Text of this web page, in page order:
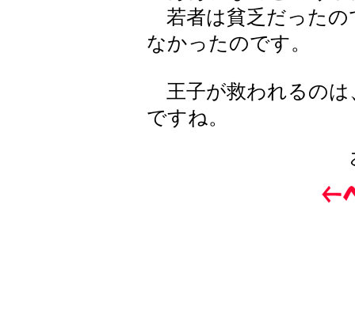
若者は貧乏だったの
なかったのです。
王子が救われるのは
ですね。